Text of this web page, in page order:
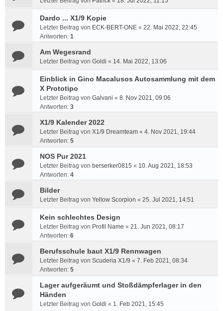
Dardo ... X1/9 Kopie
Letzter Beitrag von ECK-BERT-ONE « 22. Mai 2022, 22:45
Antworten: 1
Am Wegesrand
Letzter Beitrag von Goldi « 14. Mai 2022, 13:06
Einblick in Gino Macalusos Autosammlung mit dem
X Prototipo
Letzter Beitrag von Galvani « 8. Nov 2021, 09:06
Antworten: 3
X1/9 Kalender 2022
Letzter Beitrag von X1/9 Dreamteam « 4. Nov 2021, 19:44
Antworten: 5
NOS Pur 2021
Letzter Beitrag von berserker0815 « 10. Aug 2021, 18:53
Antworten: 4
Bilder
Letzter Beitrag von Yellow Scorpion « 25. Jul 2021, 14:51
Kein schlechtes Design
Letzter Beitrag von Profil Name « 21. Jun 2021, 08:17
Antworten: 6
Berufsschule baut X1/9 Rennwagen
Letzter Beitrag von Scuderia X1/9 « 7. Feb 2021, 08:34
Antworten: 5
Lager aufgeräumt und Stoßdämpferlager in den
Händen
Letzter Beitrag von Goldi « 1. Feb 2021, 15:45